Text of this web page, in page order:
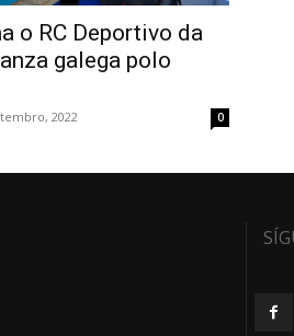
o RC Deportivo da
galega polo
2022 0